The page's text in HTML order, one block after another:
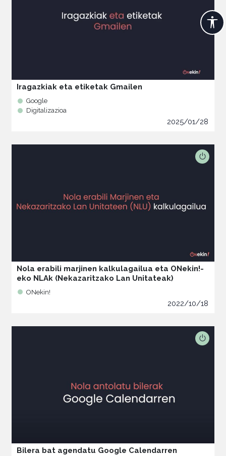
Iragazkiak eta etiketak Gmailen
Google
Digitalizazioa
2025/01/28
Nola erabili marjinen kalkulagailua eta ONekin!-
eko NLAk (Nekazaritzako Lan Unitateak)
ONekin!
2022/10/18
Bilera bat agendatu Google Calendarren